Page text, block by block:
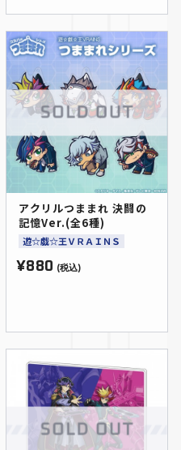
アクリルつままれ 決闘の
記憶Ver.(全6種)
遊☆戯☆王ＶＲＡＩＮＳ
¥880 (税込)